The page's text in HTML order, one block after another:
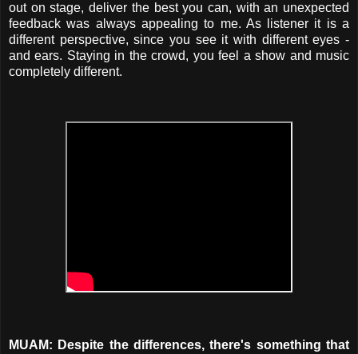
out on stage, deliver the best you can, with an unexpected
feedback was always appealing to me. As listener it is a
different perspective, since you see it with different eyes -
and ears. Staying in the crowd, you feel a show and music
completely different.
MUAM: Despite the differences, there's something that